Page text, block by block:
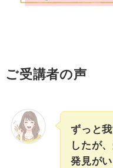
ご受講者の声
ずっと
したが
発見が